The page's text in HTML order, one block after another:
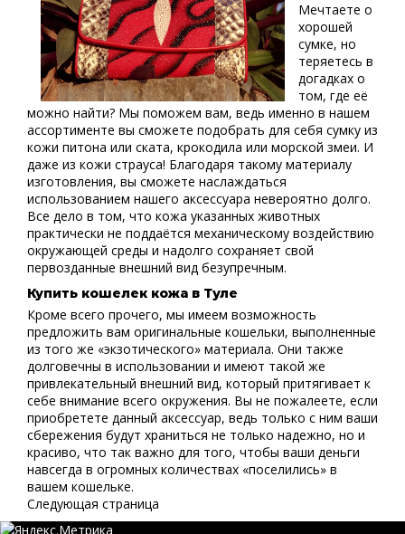
Мечтаете о
хорошей
сумке, но
теряетесь в
догадках о
том, где её
можно найти? Мы поможем вам, ведь именно в нашем
ассортименте вы сможете подобрать для себя сумку из
кожи питона или ската, крокодила или морской змеи. И
даже из кожи страуса! Благодаря такому материалу
изготовления, вы сможете наслаждаться
использованием нашего аксессуара невероятно долго.
Все дело в том, что кожа указанных животных
практически не поддаётся механическому воздействию
окружающей среды и надолго сохраняет свой
первозданные внешний вид безупречным.
Купить кошелек кожа в Туле
Кроме всего прочего, мы имеем возможность
предложить вам оригинальные кошельки, выполненные
из того же «экзотического» материала. Они также
долговечны в использовании и имеют такой же
привлекательный внешний вид, который притягивает к
себе внимание всего окружения. Вы не пожалеете, если
приобретете данный аксессуар, ведь только с ним ваши
сбережения будут храниться не только надежно, но и
красиво, что так важно для того, чтобы ваши деньги
навсегда в огромных количествах «поселились» в
вашем кошельке.
Следующая страница